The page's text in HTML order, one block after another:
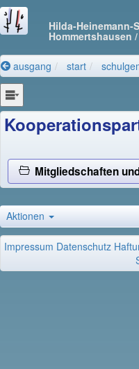
Hilda-Heinemann-
Hommertshausen
ausgang start
Mitgliedschaften
Aktionen
Impressum Datenschutz